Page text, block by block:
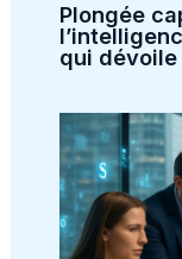
Plongée
qui